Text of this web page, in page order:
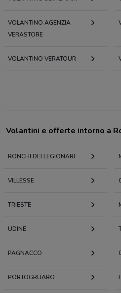
VOLANTINO AGENZIA
VERASTORE
VOLANTINO VERATOUR
Volantini e offerte intorno a
RONCHI DEI LEGIONARI
VILLESSE
TRIESTE
UDINE
PAGNACCO
PORTOGRUARO